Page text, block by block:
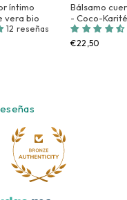
íntimo
vera bio
12 reseñas
Bálsamo
- Coco-
€22,50